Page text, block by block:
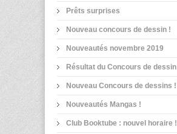
Prêts surprises
Nouveau concours de dessin !
Nouveautés novembre 2019
Résultat du Concours de dessin
Nouveau Concours de dessins !
Nouveautés Mangas !
Club Booktube : nouvel horaire !